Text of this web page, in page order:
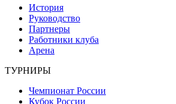
История
Руководство
Партнеры
Работники клуба
Арена
ТУРНИРЫ
Чемпионат России
Кубок России